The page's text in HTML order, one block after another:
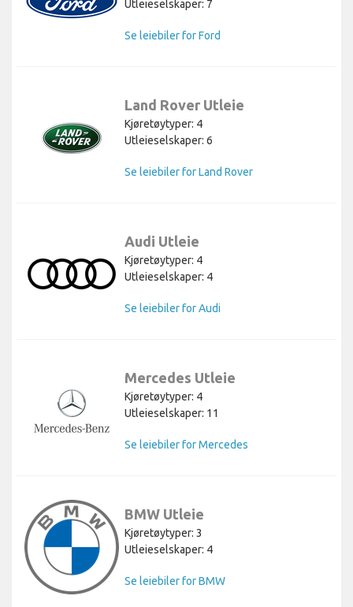
Utleieselskaper: 7
Se leiebiler for Ford
Land Rover Utleie
Kjøretøytyper: 4
Utleieselskaper: 6
Se leiebiler for Land Rover
Audi Utleie
Kjøretøytyper: 4
Utleieselskaper: 4
Se leiebiler for Audi
Mercedes Utleie
Kjøretøytyper: 4
Utleieselskaper: 11
Se leiebiler for Mercedes
BMW Utleie
Kjøretøytyper: 3
Utleieselskaper: 4
Se leiebiler for BMW